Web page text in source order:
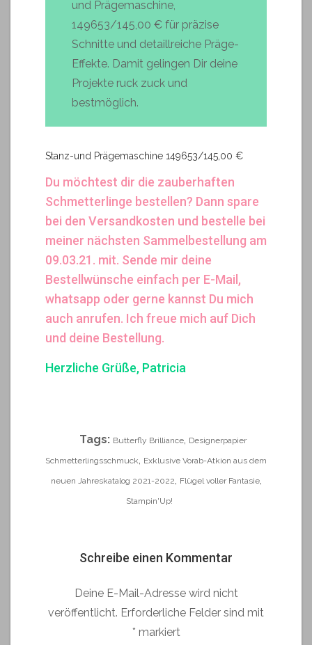
und Prägemaschine,
149653/145,00 € für präzise
Schnitte und detaillreiche Präge-
Effekte. Damit gelingen Dir deine
Projekte ruck zuck und
bestmöglich.
Stanz-und Prägemaschine 149653/145,00 €
Du möchtest dir die zauberhaften
Schmetterlinge bestellen? Dann spare
bei den Versandkosten und bestelle bei
meiner nächsten Sammelbestellung am
09.03.21. mit. Sende mir deine
Bestellwünsche einfach per E-Mail,
whatsapp oder gerne kannst Du mich
auch anrufen. Ich freue mich auf Dich
und deine Bestellung.
Herzliche Grüße, Patricia
Tags: Butterfly Brilliance, Designerpapier
Schmetterlingsschmuck, Exklusive Vorab-Atkion aus dem
neuen Jahreskatalog 2021-2022, Flügel voller Fantasie,
Stampin'Up!
Schreibe einen Kommentar
Deine E-Mail-Adresse wird nicht
veröffentlicht. Erforderliche Felder sind mit
* markiert